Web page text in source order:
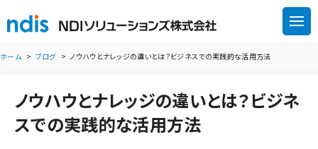
ホーム ブログ ノウハウとナレッジの違いとは？ビジネスでの実践的な活用方法
ノウハウとナレッジの違いとは？ビジネ
スでの実践的な活用方法